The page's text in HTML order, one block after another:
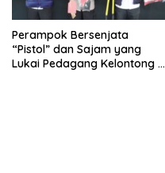
Perampok Bersenjata
“Pistol” dan Sajam yang
Lukai Pedagang Kelontong di